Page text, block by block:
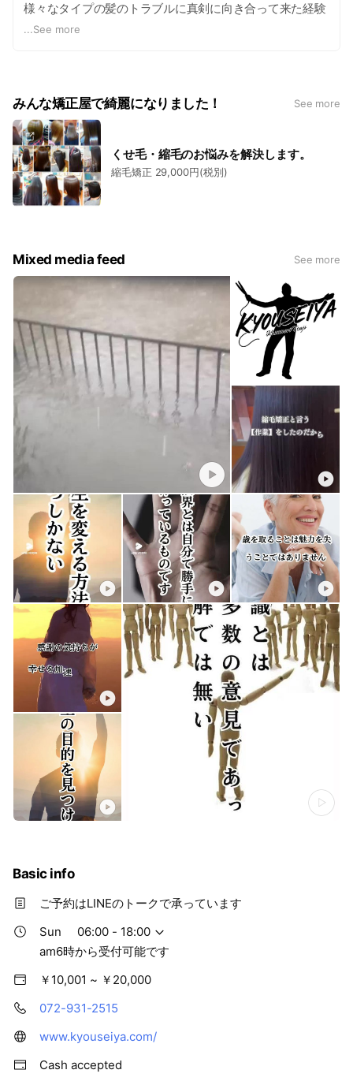
様々なタイプの髪のトラブルに真剣に向き合って来た経験
を生かし日々のサロンワークはもちろん技術講習会にも取
...See more
みんな矯正屋で綺麗になりました！ See more
くせ毛・縮毛のお悩みを解決します。
縮毛矯正 29,000円(税別)
Mixed media feed See more
Basic info
ご予約はLINEのトークで承っています
Sun
06:00 - 18:00
am6時から受付可能です
￥10,001 ~ ￥20,000
072-931-2515
www.kyouseiya.com/
Cash accepted